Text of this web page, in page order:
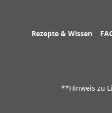
Rezepte & Wissen
**Hinweis zu